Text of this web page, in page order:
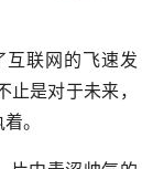
联网的飞速发
是对于未来，
。